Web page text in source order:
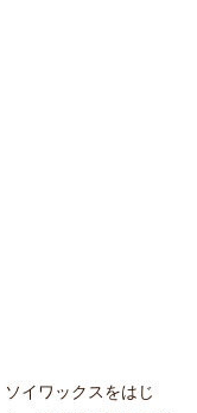
イワックスをはじ